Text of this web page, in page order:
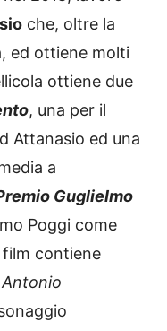
che, oltre la
ed ottiene molti
ottiene due
, una per il
Attanasio ed una
a
Guglielmo
Poggi come
contiene
Antonio